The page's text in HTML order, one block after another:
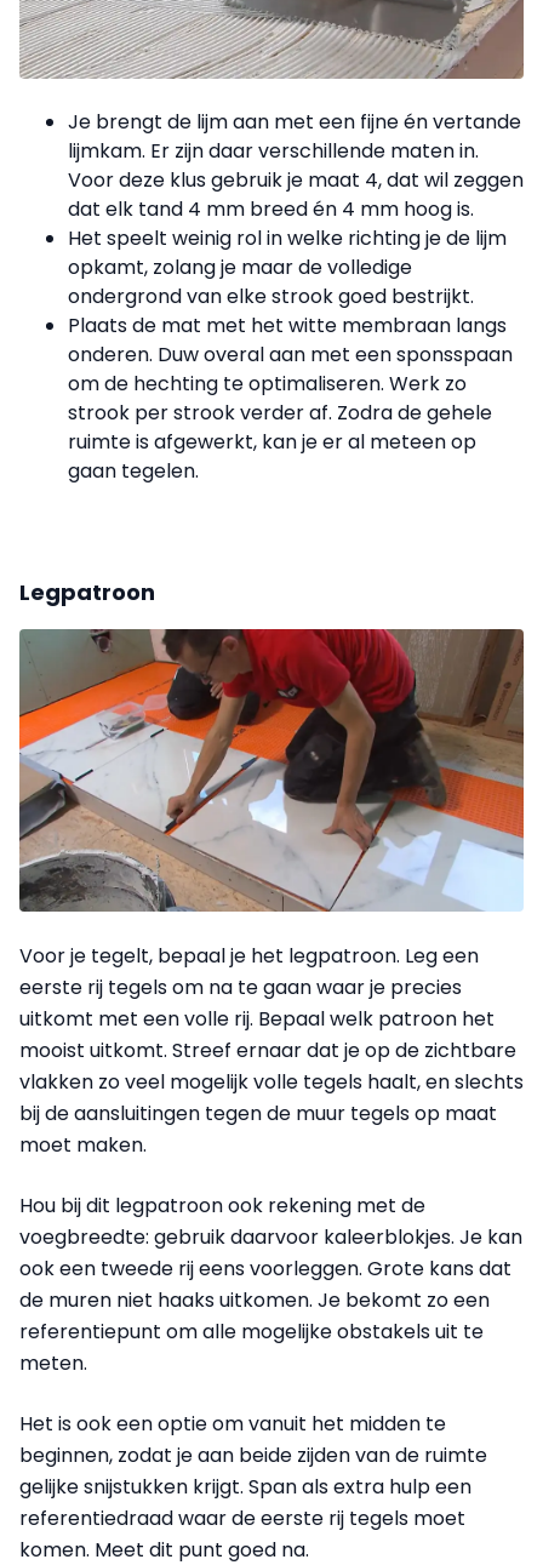
Je brengt de lijm aan met een fijne én vertande
lijmkam. Er zijn daar verschillende maten in.
Voor deze klus gebruik je maat 4, dat wil zeggen
dat elk tand 4 mm breed én 4 mm hoog is.
Het speelt weinig rol in welke richting je de lijm
opkamt, zolang je maar de volledige
ondergrond van elke strook goed bestrijkt.
Plaats de mat met het witte membraan langs
onderen. Duw overal aan met een sponsspaan
om de hechting te optimaliseren. Werk zo
strook per strook verder af. Zodra de gehele
ruimte is afgewerkt, kan je er al meteen op
gaan tegelen.
Legpatroon
Voor je tegelt, bepaal je het legpatroon. Leg een
eerste rij tegels om na te gaan waar je precies
uitkomt met een volle rij. Bepaal welk patroon het
mooist uitkomt. Streef ernaar dat je op de zichtbare
vlakken zo veel mogelijk volle tegels haalt, en slechts
bij de aansluitingen tegen de muur tegels op maat
moet maken.
Hou bij dit legpatroon ook rekening met de
voegbreedte: gebruik daarvoor kaleerblokjes. Je kan
ook een tweede rij eens voorleggen. Grote kans dat
de muren niet haaks uitkomen. Je bekomt zo een
referentiepunt om alle mogelijke obstakels uit te
meten.
Het is ook een optie om vanuit het midden te
beginnen, zodat je aan beide zijden van de ruimte
gelijke snijstukken krijgt. Span als extra hulp een
referentiedraad waar de eerste rij tegels moet
komen. Meet dit punt goed na.